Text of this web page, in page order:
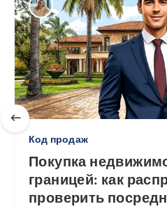
Код продаж
Покупка
границей: как
проверить